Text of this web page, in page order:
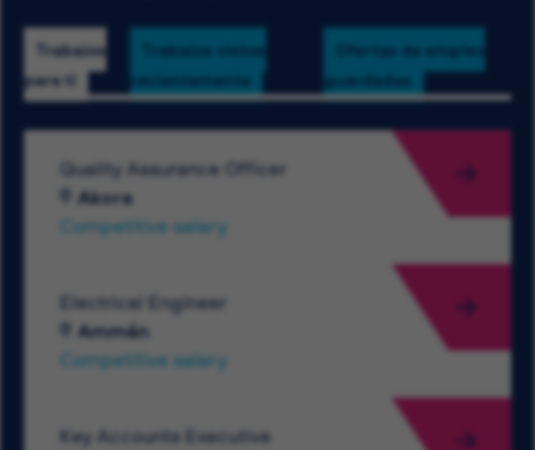
Trabajos
para ti
Trabajos vistos
recientemente
Ofertas de empleo
guardadas
Quality Assurance Officer
Akora
Competitive salary
Electrical Engineer
Ammán
Competitive salary
Key Accounts Executive